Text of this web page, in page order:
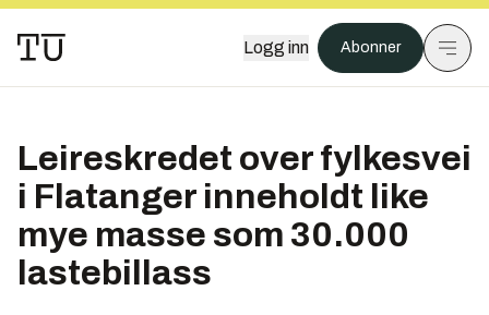
Logg inn Abonner
Leireskredet over fylkesvei
i Flatanger inneholdt like
mye masse som 30.000
lastebillass